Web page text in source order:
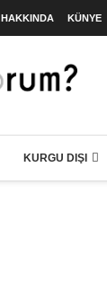
HAKKINDA KÜNYE
KURGU DIŞI